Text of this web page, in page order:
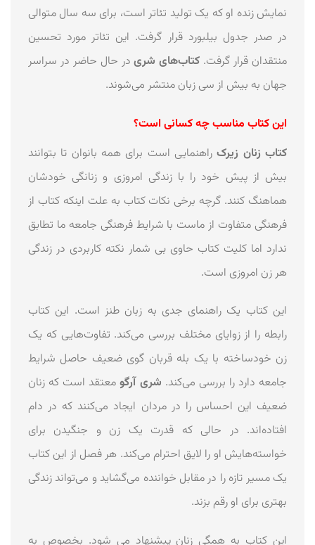
نمایش زنده او که یک تولید تئاتر است، برای سه سال متوالی
در صدر جدول بیلبورد قرار گرفت. این تئاتر مورد تحسین
منتقدان قرار گرفت. کتاب‌های شریدر حال حاضر در سراسر
جهان به بیش از سی زبان منتشر می‌شوند.
این کتاب مناسب چه کسانی است؟
کتاب زنان زیرکراهنمایی است برای همه بانوان تا بتوانند
بیش از پیش خود را با زندگی امروزی و زنانگی خودشان
هماهنگ کنند. گرچه برخی نکات کتاب به علت اینکه کتاب از
فرهنگی متفاوت از ماست با شرایط فرهنگی جامعه ما تطابق
ندارد اما کلیت کتاب حاوی بی شمار نکته کاربردی در زندگی
هر زن امروزی است.
این کتاب یک راهنمای جدی به زبان طنز است. این کتاب
رابطه را از زوایای مختلف بررسی می‌کند. تفاوت‌هایی که یک
زن خودساخته با یک بله قربان گوی ضعیف حاصل شرایط
جامعه دارد را بررسی می‌کند. شری آرگومعتقد است که زنان
ضعیف این احساس را در مردان ایجاد می‌کنند که در دام
افتاده‌اند. در حالی که قدرت یک زن و جنگیدن برای
خواسته‌هایش او را لایق احترام می‌کند. هر فصل از این کتاب
یک مسیر تازه را در مقابل خواننده می‌گشاید و می‌تواند زندگی
بهتری برای او رقم بزند.
این کتاب به همگی زنان پیشنهاد می شود. بخصوص به